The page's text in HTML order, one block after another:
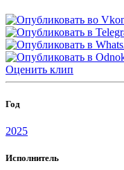
Оценить клип
Год
2025
Исполнитель